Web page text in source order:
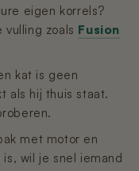
eigen korrels?
zoals Fusion
kat is geen
als hij thuis staat.
met motor en
wil je snel iemand